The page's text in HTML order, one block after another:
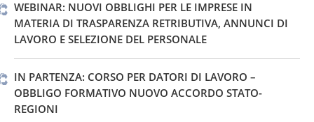
WEBINAR: NUOVI OBBLIGHI PER LE IMPRESE IN
MATERIA DI TRASPARENZA RETRIBUTIVA, ANNUNCI DI
LAVORO E SELEZIONE DEL PERSONALE
IN PARTENZA: CORSO PER DATORI DI LAVORO –
OBBLIGO FORMATIVO NUOVO ACCORDO STATO-
REGIONI